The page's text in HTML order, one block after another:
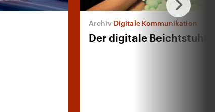
Digitale Kommunikation
Der digitale Beichtstuhl